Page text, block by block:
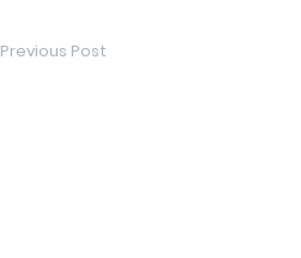
Previous Post